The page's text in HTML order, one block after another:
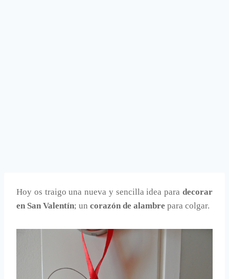
Hoy os traigo una nueva y sencilla idea para decorar
en San Valentín; un corazón de alambre para colgar.